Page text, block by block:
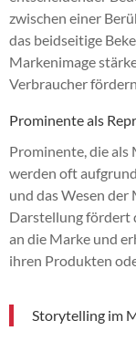
zwischen einer
das beidseitige
Markenimage
Verbraucher
Prominente als
Prominente, die als
werden oft
und das Wesen
Darstellung fördert
an die Marke und
ihren Produkten
Storytelling im